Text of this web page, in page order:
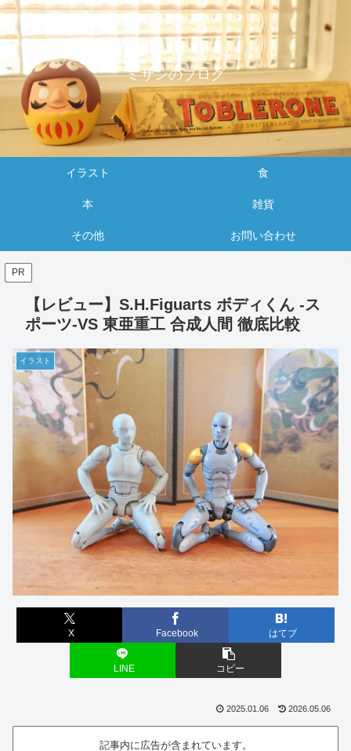
ミサンのブログ
イラスト 食
本 雑貨
その他 お問い合わせ
PR
【レビュー】S.H.Figuarts ボディくん -ス
ポーツ-VS 東亜重工 合成人間 徹底比較
イラスト
X Facebook はてブ
LINE コピー
2025.01.06 2026.05.06
記事内に広告が含まれています。